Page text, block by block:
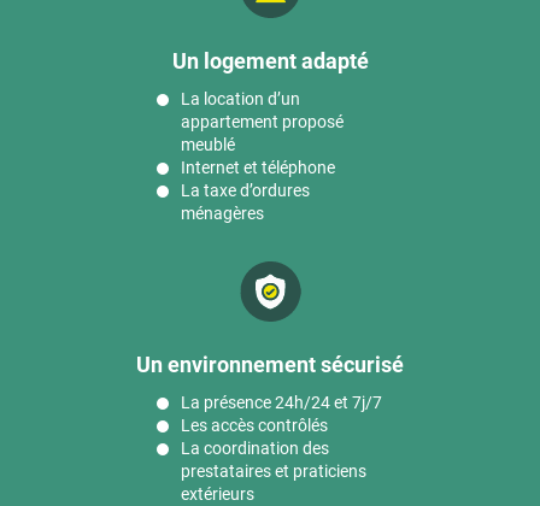
Un logement adapté
La location d’un
appartement proposé
meublé
Internet et téléphone
La taxe d’ordures
ménagères
Un environnement sécurisé
La présence 24h/24 et 7j/7
Les accès contrôlés
La coordination des
prestataires et praticiens
extérieurs